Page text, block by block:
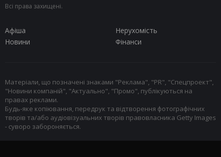
Всі права захищені.
Афіша
Нерухомість
Новини
Фінанси
Матеріали, що позначені знаками "Реклама", "PR", "Спецпроект",
"Новини компаній", "Актуально", "Промо", публікуються на
правах реклами.
Будь-яке копіювання, передрук та відтворення фотографічних
творів та/або аудіовізуальних творів правовласника Getty Images
- суворо забороняється.